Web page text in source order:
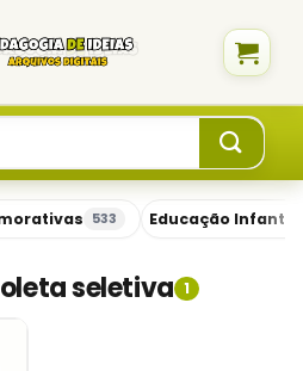
533 Educação Infantil
seletiva 1